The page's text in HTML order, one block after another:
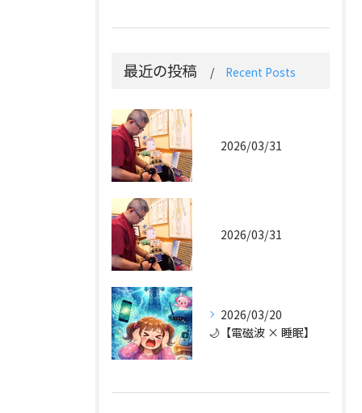
最近の投稿 Recent Posts
2026/03/31
2026/03/31
2026/03/20
🌙【電磁波 × 睡眠】